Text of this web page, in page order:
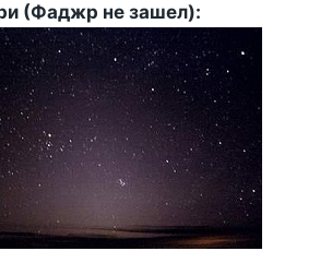
(Фаджр не зашел):